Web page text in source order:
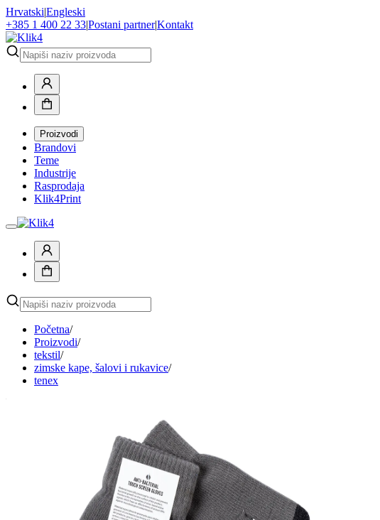
Hrvatski|Engleski
+385 1 400 22 33|Postani partner|Kontakt
Proizvodi
Brandovi
Teme
Industrije
Rasprodaja
Klik4Print
Početna/
Proizvodi/
tekstil/
zimske kape, šalovi i rukavice/
tenex